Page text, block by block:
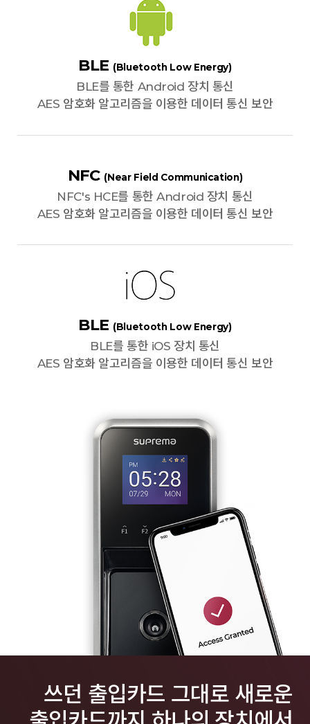
BLE (Bluetooth Low Energy)
BLE를 통한 Android 장치 통신
AES 암호화 알고리즘을 이용한 데이터 통신 보안
NFC (Near Field Communication)
NFC's HCE를 통한 Android 장치 통신
AES 암호화 알고리즘을 이용한 데이터 통신 보안
BLE (Bluetooth Low Energy)
BLE를 통한 iOS 장치 통신
AES 암호화 알고리즘을 이용한 데이터 통신 보안
쓰던 출입카드 그대로 새로운